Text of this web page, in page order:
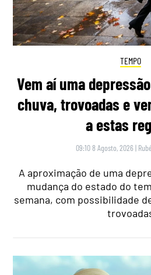
TEMPO
Vem aí uma
chuva, trovoadas e
a estas
09:10 8 Agosto, 2026 |
A aproximação de uma
mudança do estado do
semana, com possibilidade